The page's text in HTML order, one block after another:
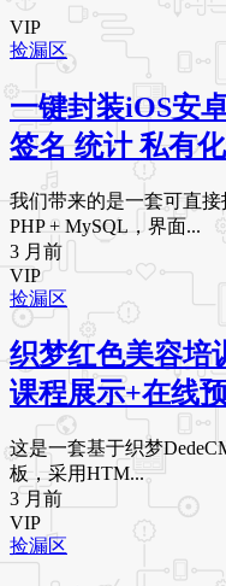
VIP
捡漏区
一键封装iOS安
签名 统计 私有
我们带来的是一套可直
PHP + MySQL，界面...
3 月前
VIP
捡漏区
织梦红色美容培
课程展示+在线
这是一套基于织梦
板，采用HTM...
3 月前
VIP
捡漏区